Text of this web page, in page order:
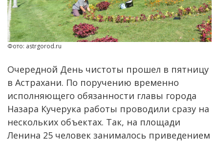
Фото: astrgorod.ru
Очередной День чистоты прошел в пятницу
в Астрахани. По поручению временно
исполняющего обязанности главы города
Назара Кучерука работы проводили сразу на
нескольких объектах. Так, на площади
Ленина 25 человек занималось приведением